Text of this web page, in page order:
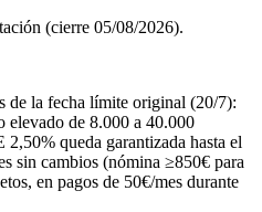
(cierre 05/08/2026).
la fecha límite original (20/7):
elevado de 8.000 a 40.000
queda garantizada hasta el
sin cambios (nómina ≥850€ para
en pagos de 50€/mes durante